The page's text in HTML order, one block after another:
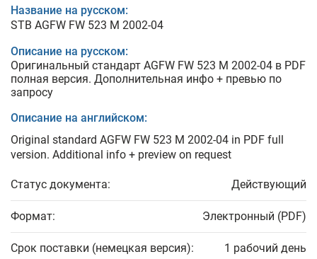
Название на русском:
STB AGFW FW 523 M 2002-04
Описание на русском:
Оригинальный стандарт AGFW FW 523 M 2002-04 в PDF
полная версия. Дополнительная инфо + превью по
запросу
Описание на английском:
Original standard AGFW FW 523 M 2002-04 in PDF full
version. Additional info + preview on request
Статус документа: Действующий
Формат: Электронный (PDF)
Срок поставки (немецкая версия): 1 рабочий день